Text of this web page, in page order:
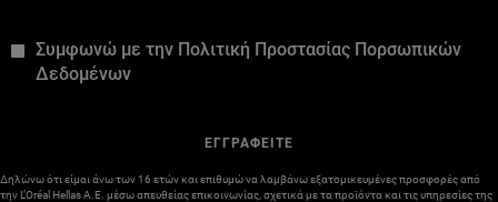
Συμφωνώ με την Πολιτική Προστασίας Πορσωπικών
Δεδομένων
ΕΓΓΡΑΦΕΙΤΕ
Δηλώνω ότι είμαι άνω των 16 ετών και επιθυμώ να λαμβάνω εξατομικευμένες προσφορές από
την L’Oréal Hellas A.E. μέσω απευθείας επικοινωνίας, σχετικά με τα προϊόντα και τις υπηρεσίες της